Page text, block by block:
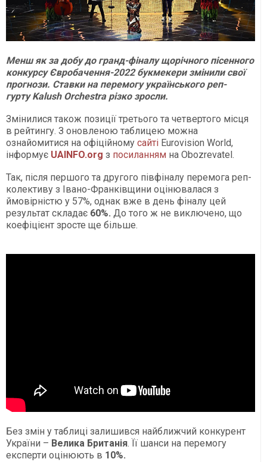
Менш як за добу до гранд-фіналу щорічного пісенного
конкурсу Євробачення-2022 букмекери змінили свої
прогнози. Ставки на перемогу українського реп-
гурту Kalush Orchestra різко зросли.
Змінилися також позиції третього та четвертого місця
в рейтингу. З оновленою таблицею можна
ознайомитися на офіційному сайті Eurovision World,
інформує UAINFO.org з посиланням на Оbozrevatel.
Так, після першого та другого півфіналу перемога реп-
колективу з Івано-Франківщини оцінювалася з
ймовірністю у 57%, однак вже в день фіналу цей
результат складає 60%. До того ж не виключено, що
коефіцієнт зросте ще більше.
Без змін у таблиці залишився найближчий конкурент
України – Велика Британія. Її шанси на перемогу
експерти оцінюють в 10%.